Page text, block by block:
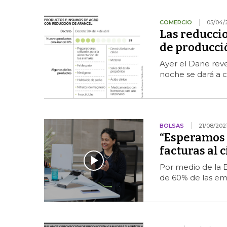
COMERCIO 05/04/
Las
de
Ayer el Dane
noche se dará a
BOLSAS 21/08/
facturas al
Por medio de la
de 60% de las